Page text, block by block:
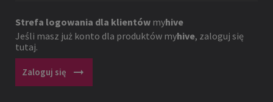
Strefa logowania dla klientów myhive
Jeśli masz już konto dla produktów myhive, zaloguj się
tutaj.
Zaloguj się arrow_right_alt